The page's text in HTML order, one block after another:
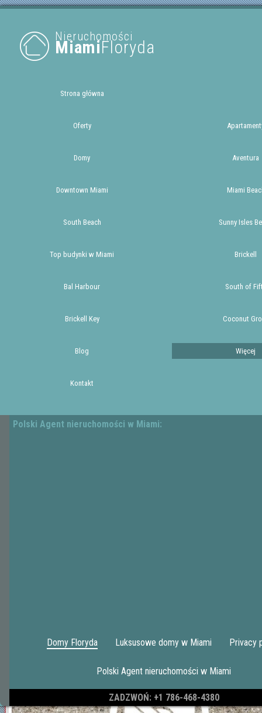
Nieruchomości
MiamiFloryda
Strona główna
Oferty
Domy Aventura
Downtown Miami Miami
South Beach Sunny Isles
Top budynki w Miami Brickell
Bal Harbour South of
Brickell Key Coconut
Blog Więcej
Kontakt
Polski Agent nieruchomości w Miami:
Domy Floryda Luksusowe domy w Miami Privacy
Polski Agent nieruchomości w Miami
ZADZWOŃ: +1 786-468-4380